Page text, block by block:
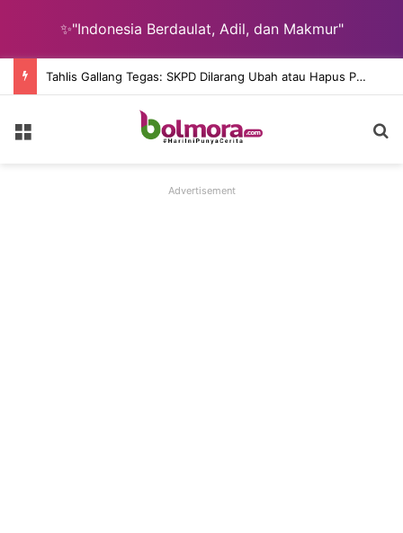
✨"Indonesia Berdaulat, Adil, dan Makmur"
Tahlis Gallang Tegas: SKPD Dilarang Ubah atau Hapus Pokir DPRD Secara Sepihak
Advertisement